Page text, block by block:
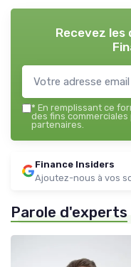
Recevez
* En remplissant ce
des fins
partenaires.
Finance Insiders
Ajoutez-nous à vos
Parole d'experts